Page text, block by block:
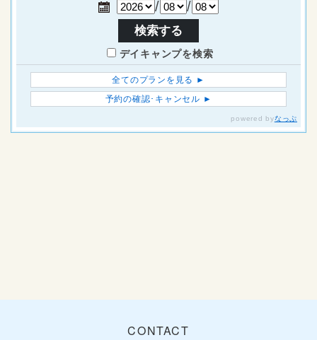
CONTACT